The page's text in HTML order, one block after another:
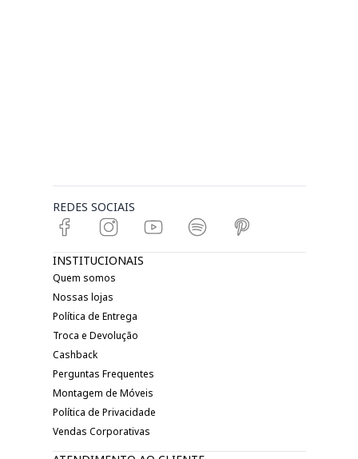
REDES SOCIAIS
INSTITUCIONAIS
Quem somos
Nossas lojas
Política de Entrega
Troca e Devolução
Cashback
Perguntas Frequentes
Montagem de Móveis
Política de Privacidade
Vendas Corporativas